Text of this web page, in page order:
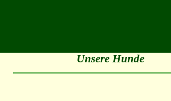
Unsere Hunde